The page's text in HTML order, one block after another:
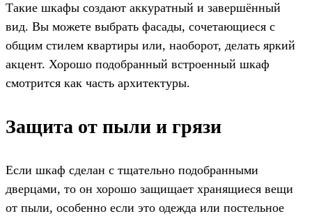
Такие шкафы создают аккуратный и завершённый
вид. Вы можете выбрать фасады, сочетающиеся с
общим стилем квартиры или, наоборот, делать яркий
акцент. Хорошо подобранный встроенный шкаф
смотрится как часть архитектуры.
Защита от пыли и грязи
Если шкаф сделан с тщательно подобранными
дверцами, то он хорошо защищает хранящиеся вещи
от пыли, особенно если это одежда или постельное